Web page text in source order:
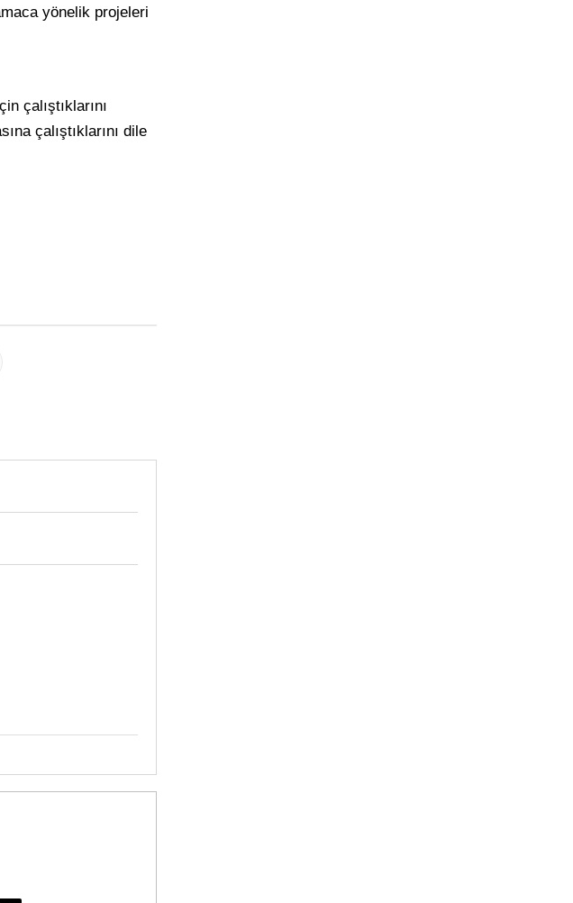
yönelik projeleri
çalıştıklarını
çalıştıklarını dile